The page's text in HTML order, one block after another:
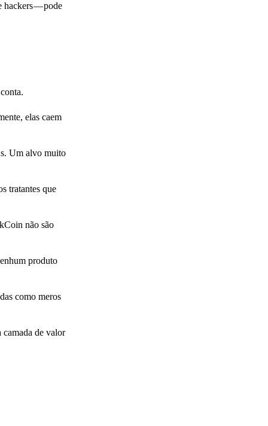
hackers — pode
elas caem
Um alvo muito
tratantes que
não são
produto
como meros
de valor